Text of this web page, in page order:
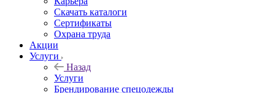
Cкачать каталоги
Сертификаты
Охрана труда
Акции
Услуги
Назад
Услуги
Брендирование спецодежды